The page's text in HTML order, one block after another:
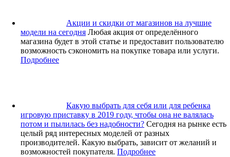
Акции и скидки от магазинов на лучшие
модели на сегодня Любая акция от определённого
магазина будет в этой статье и предоставит пользователю
возможность сэкономить на покупке товара или услуги.
Подробнее
Какую выбрать для себя или для ребенка
игровую приставку в 2019 году, чтобы она не валялась
потом и пылилась без надобности? Сегодня на рынке есть
целый ряд интересных моделей от разных
производителей. Какую выбрать, зависит от желаний и
возможностей покупателя. Подробнее